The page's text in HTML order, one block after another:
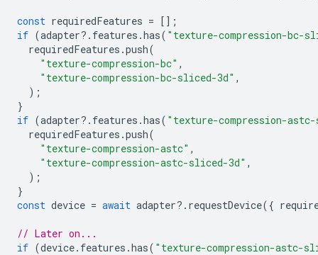
const requiredFeatures = [];
if (adapter? . features .has( "texture-compression-bc-
requiredFeatures .push(
"texture-compression-bc" ,
"texture-compression-bc-sliced-3d" ,
);
}
if (adapter? . features .has( "texture-compression-
requiredFeatures .push(
"texture-compression-astc" ,
"texture-compression-astc-sliced-3d" ,
);
}
const device = await adapter? . requestDevice({
// Later on...
if (device. features .has( "texture-compression-astc-